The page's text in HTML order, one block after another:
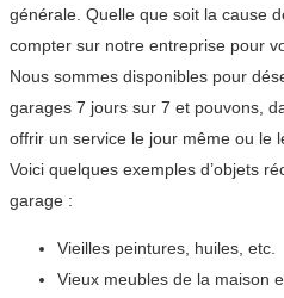
générale. Quelle que soit la cause
compter sur notre entreprise pour
Nous sommes disponibles pour
garages 7 jours sur 7 et pouvons,
offrir un service le jour même ou le
Voici quelques exemples d’objets
garage :
Vieilles peintures, huiles, etc.
Vieux meubles de la maison